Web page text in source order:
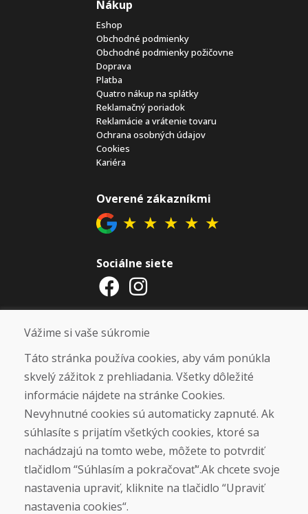
Nákup
Eshop
Obchodné podmienky
Obchodné podmienky požičovne
Doprava
Platba
Quatro nákup na splátky
Reklamačný poriadok
Reklamácie a vrátenie tovaru
Ochrana osobných údajov
Cookies
Kariéra
Overené zákazníkmi
★ ★ ★ ★ ★
Sociálne siete
Otváracie hodiny
UKONČENÁ. ĎAKUJEME VÁM ZA
PRIAZEŇ A TEŠÍME SA NA VÁS OPÄŤ
OD 14. 9. 2026.
Nájsť na Google mape
Vážime si vaše súkromie
Táto stránka používa cookies, aby vám ponúkla
skvelý zážitok z prehliadania. Všetky dôležité
informácie nájdete na stránke Cookies.
Nevyhnutné cookies sú automaticky zapnuté. Ak
súhlasíte s prijatím všetkých cookies, ktoré sa
nachádzajú na tomto webe, môžete to potvrdiť
tlačidlom “Súhlasím a pokračovať“.Ak chcete svoje
nastavenia upraviť, kliknite na tlačidlo “Upraviť
nastavenia cookies“.